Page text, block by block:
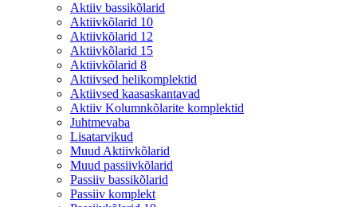
Aktiiv bassikõlarid
Aktiivkõlarid 10
Aktiivkõlarid 12
Aktiivkõlarid 15
Aktiivkõlarid 8
Aktiivsed helikomplektid
Aktiivsed kaasaskantavad
Aktiiv Kolumnkõlarite komplektid
Juhtmevaba
Lisatarvikud
Muud Aktiivkõlarid
Muud passiivkõlarid
Passiiv bassikõlarid
Passiiv komplekt